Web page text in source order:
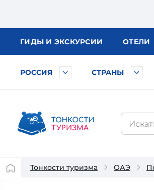
ГИДЫ И ЭКСКУРСИИ ОТЕЛИ
РОССИЯ СТРАНЫ
Тонкости туризма ОАЭ